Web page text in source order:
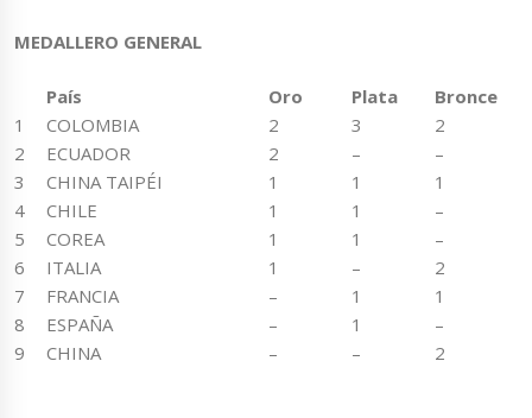
MEDALLERO GENERAL
País Oro Plata
Bronce
1
COLOMBIA 2 3
2
2
ECUADOR 2 –
–
3
CHINA TAIPÉI 1 1
1
4
CHILE 1 1
–
5
COREA 1 1
–
6
ITALIA 1 –
2
7
FRANCIA – 1
1
8
ESPAÑA – 1
–
9
CHINA – – 2